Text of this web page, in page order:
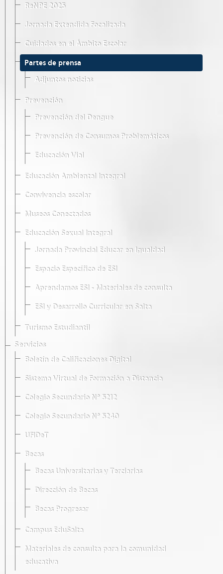
ReNPE 2025
Jornada Extendida Focalizada
Cuidados en el Ámbito Escolar
Partes de prensa
Adjuntos noticias
Prevención
Prevención del Dengue
Prevención de Consumos Problemáticos
Educación Vial
Educación Ambiental Integral
Convivencia escolar
Museos Conectados
Educación Sexual Integral
Jornada Provincial Educar en Igualdad
Espacio Específico de ESI
Aprendamos ESI - Materiales de consulta
ESI y Desarrollo Curricular en Salta
Turismo Estudiantil
Servicios
Boletín de Calificaciones Digital
Sistema Virtual de Formación a Distancia
Colegio Secundario Nº 5212
Colegio Secundario Nº 5240
UFIDeT
Becas
Becas Universitarias y Terciarias
Dirección de Becas
Becas Progresar
Campus EduSalta
Materiales de consulta para la comunidad
educativa